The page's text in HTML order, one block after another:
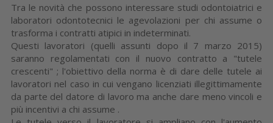
Tra le novità che possono interessare studi odontoiatrici e
laboratori odontotecnici le agevolazioni per chi assume o
trasforma i contratti atipici in indeterminati.
Questi lavoratori (quelli assunti dopo il 7 marzo 2015)
saranno regolamentati con il nuovo contratto a "tutele
crescenti" ; l'obiettivo della norma è di dare delle tutele ai
lavoratori nel caso in cui vengano licenziati illegittimamente
da parte del datore di lavoro ma anche dare meno vincoli e
più incentivi a chi assume .